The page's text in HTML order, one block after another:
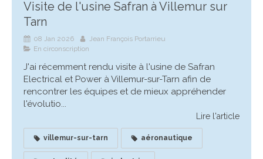
Visite de l'usine Safran à Villemur sur
Tarn
08 Jan 2026
Jean François Portarrieu
En circonscription
J'ai récemment rendu visite à l'usine de Safran
Electrical et Power à Villemur-sur-Tarn afin de
rencontrer les équipes et de mieux appréhender
l'évolutio...
Lire l'article
villemur-sur-tarn aéronautique